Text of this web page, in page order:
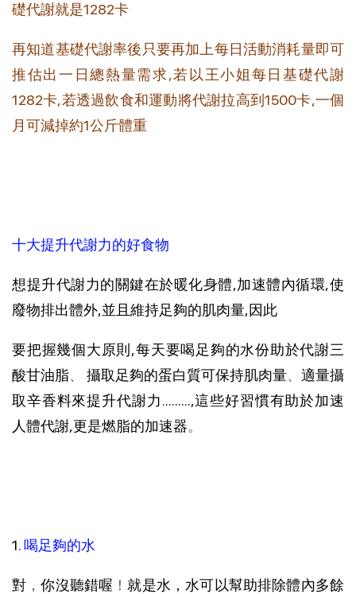
礎代謝就是1282卡
再知道基礎代謝率後只要再加上每日活動消耗量即可
推估出一日總熱量需求,若以王小姐每日基礎代謝
1282卡,若透過飲食和運動將代謝拉高到1500卡,一個
月可減掉約1公斤體重
十大提升代謝力的好食物
想提升代謝力的關鍵在於暖化身體,加速體內循環,使
廢物排出體外,並且維持足夠的肌肉量,因此
要把握幾個大原則,每天要喝足夠的水份助於代謝三
酸甘油脂、 攝取足夠的蛋白質可保持肌肉量、 適量攝
取辛香料來提升代謝力.........,這些好習慣有助於加速
人體代謝,更是燃脂的加速器。
1. 喝足夠的水
對 ，你沒聽錯喔 ！ 就是水 ，水可以幫助排除體內多餘